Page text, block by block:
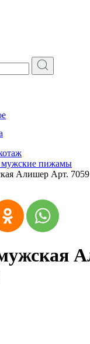
мужские пижамы
Алишер Арт. 7059